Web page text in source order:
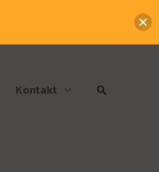
Kontakt Szukaj